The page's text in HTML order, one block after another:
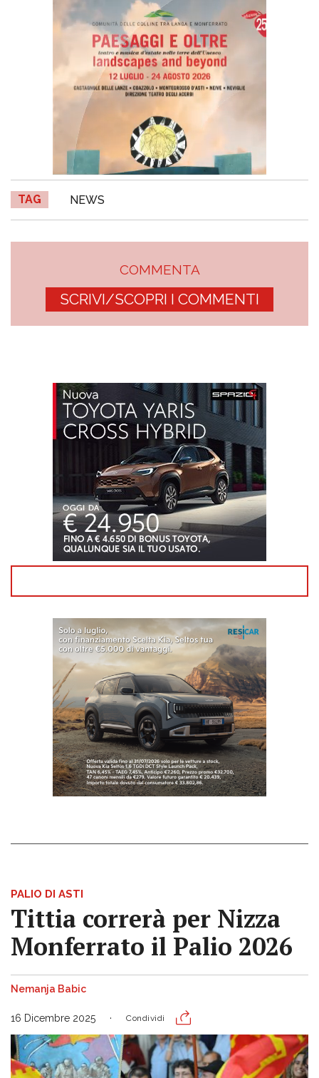
TAG NEWS
COMMENTA
SCRIVI/SCOPRI I COMMENTI
PALIO DI ASTI
Tittia correrà per Nizza
Monferrato il Palio 2026
Nemanja Babic
16 Dicembre 2025 Condividi